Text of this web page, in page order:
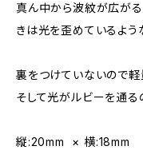
真ん中から波紋が広がる
きは光を歪めているよう
裏をつけていないので軽
そして光がルビーを通る
縦:20mm × 横:18mm